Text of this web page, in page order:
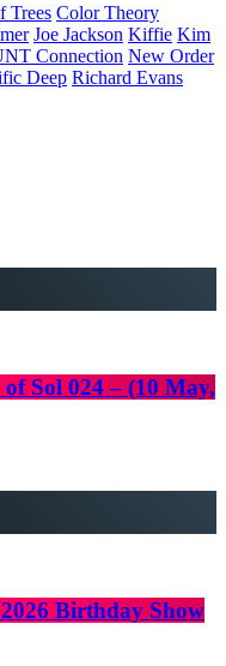
Trees Color Theory
Joe Jackson Kiffie Kim
Connection New Order
Deep Richard Evans
Sol 024 – (10 May,
Birthday Show